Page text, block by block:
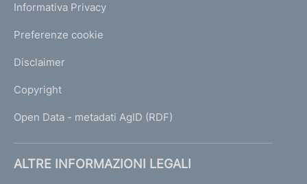
Informativa Privacy
Preferenze cookie
Disclaimer
Copyright
Open Data - metadati AgID (RDF)
ALTRE INFORMAZIONI LEGALI